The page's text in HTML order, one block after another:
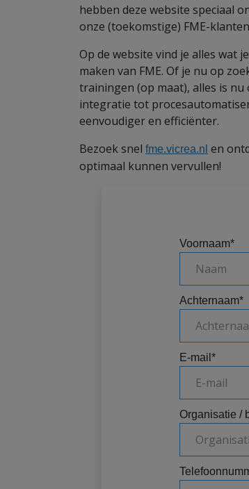
hebben deze website speciaal
onze (toekomstige) FME-
Op de website vind je alles wat
maken van FME. Of je nu op
trainingen (op maat), alles is
integratie tot
eenvoudiger en efficiënter.
Bezoek snel fme.vicrea.nl en
optimaal kunnen vervullen!
Voornaam*
Achternaam*
E-mail*
Organisatie /